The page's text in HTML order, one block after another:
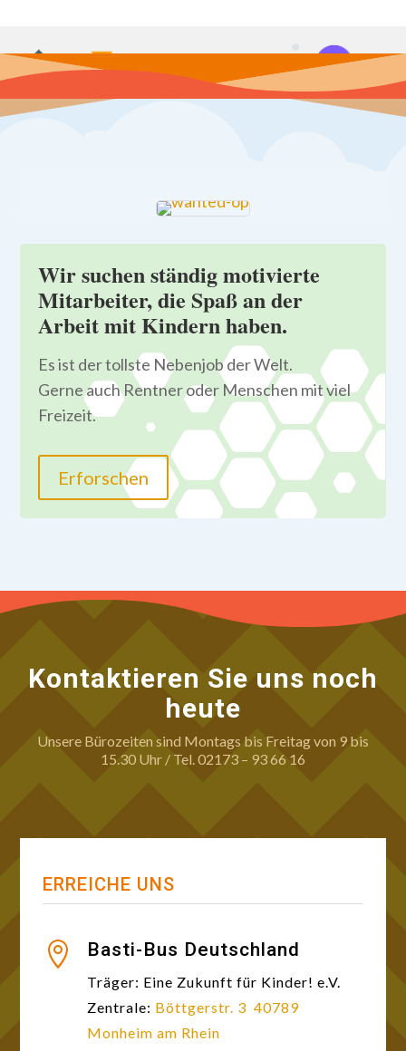
Wir suchen ständig motivierte
Mitarbeiter, die Spaß an der
Arbeit mit Kindern haben.
Es ist der tollste Nebenjob der Welt.
Gerne auch Rentner oder Menschen mit viel
Freizeit.
Erforschen
Kontaktieren Sie uns noch
heute
Unsere Bürozeiten sind Montags bis Freitag von 9 bis
15.30 Uhr / Tel. 02173 – 93 66 16
ERREICHE UNS
 Basti-Bus Deutschland
Träger: Eine Zukunft für Kinder! e.V.
Zentrale: Böttgerstr. 3 40789
Monheim am Rhein